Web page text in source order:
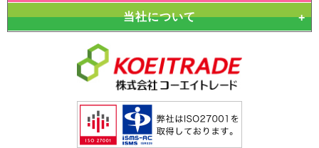
当社について